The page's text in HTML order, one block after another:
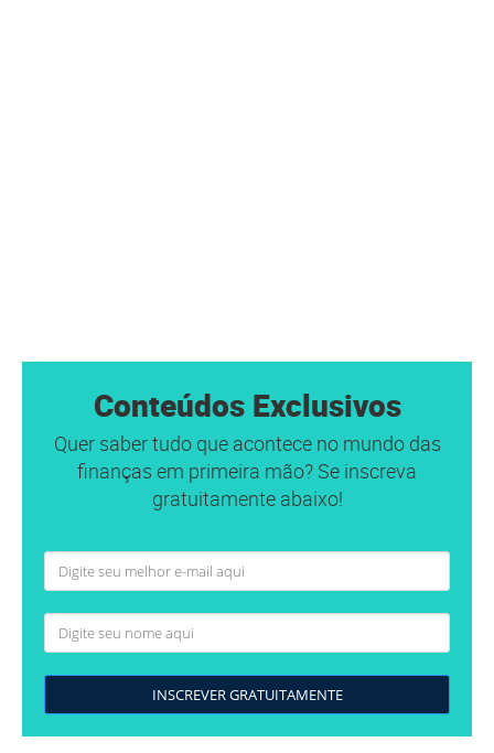
Conteúdos Exclusivos
Quer saber tudo que acontece no mundo das
finanças em primeira mão? Se inscreva
gratuitamente abaixo!
INSCREVER GRATUITAMENTE